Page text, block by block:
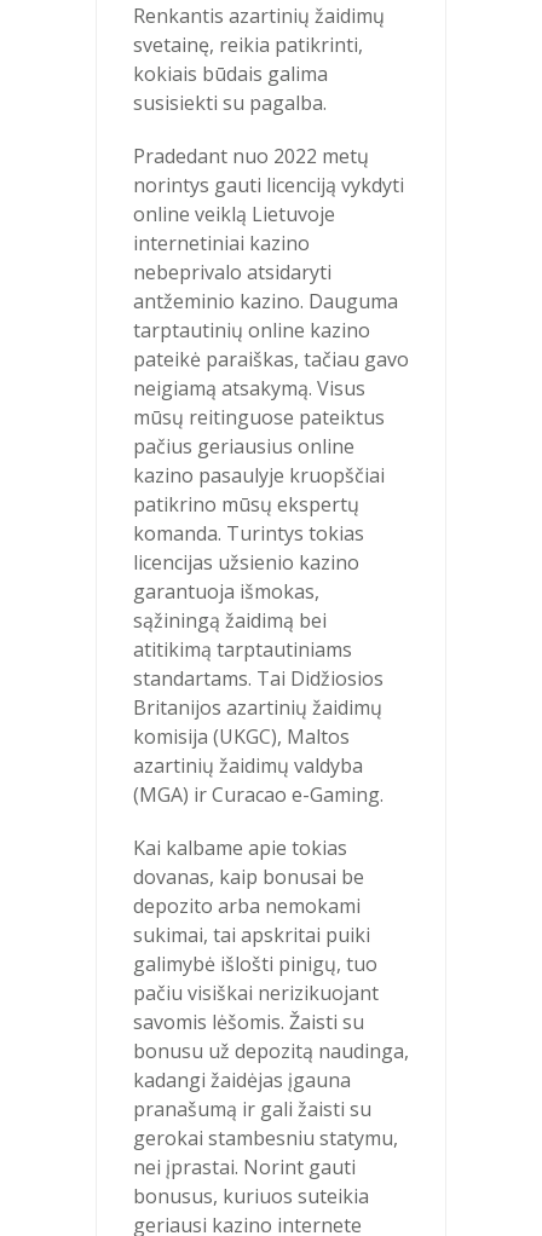
Renkantis azartinių žaidimų
svetainę, reikia patikrinti,
kokiais būdais galima
susisiekti su pagalba.
Pradedant nuo 2022 metų
norintys gauti licenciją vykdyti
online veiklą Lietuvoje
internetiniai kazino
nebeprivalo atsidaryti
antžeminio kazino. Dauguma
tarptautinių online kazino
pateikė paraiškas, tačiau gavo
neigiamą atsakymą. Visus
mūsų reitinguose pateiktus
pačius geriausius online
kazino pasaulyje kruopščiai
patikrino mūsų ekspertų
komanda. Turintys tokias
licencijas užsienio kazino
garantuoja išmokas,
sąžiningą žaidimą bei
atitikimą tarptautiniams
standartams. Tai Didžiosios
Britanijos azartinių žaidimų
komisija (UKGC), Maltos
azartinių žaidimų valdyba
(MGA) ir Curacao e-Gaming.
Kai kalbame apie tokias
dovanas, kaip bonusai be
depozito arba nemokami
sukimai, tai apskritai puiki
galimybė išlošti pinigų, tuo
pačiu visiškai nerizikuojant
savomis lėšomis. Žaisti su
bonusu už depozitą naudinga,
kadangi žaidėjas įgauna
pranašumą ir gali žaisti su
gerokai stambesniu statymu,
nei įprastai. Norint gauti
bonusus, kuriuos suteikia
geriausi kazino internete